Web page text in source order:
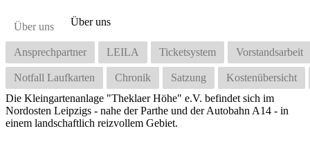
Über uns
Ansprechpartner LEILA Ticketsystem Vorstandsarbeit
Notfall Laufkarten Chronik Satzung Kostenübersicht
Über uns
Die Kleingartenanlage "Theklaer Höhe" e.V. befindet sich im
Nordosten Leipzigs - nahe der Parthe und der Autobahn A14 - in
einem landschaftlich reizvollem Gebiet.